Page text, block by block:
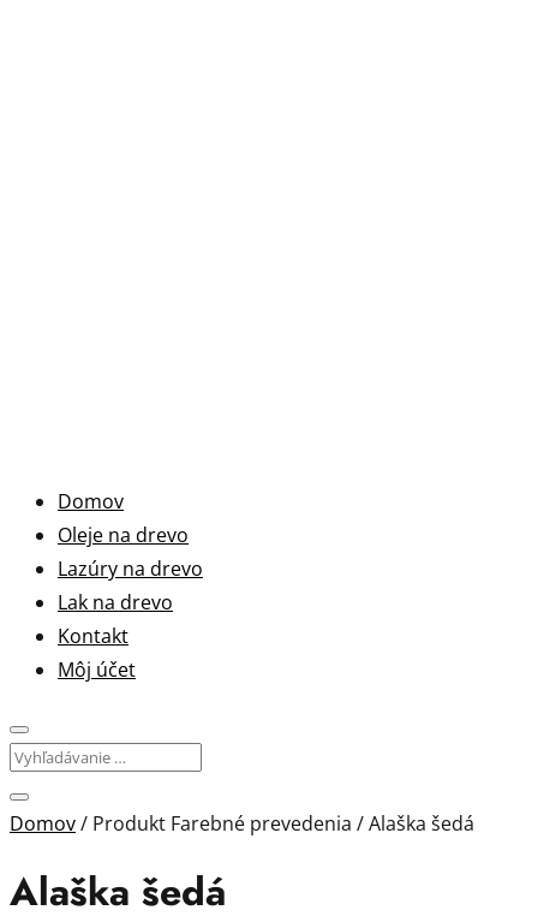
Domov
Oleje na drevo
Lazúry na drevo
Lak na drevo
Kontakt
Môj účet
Domov/ Produkt Farebné prevedenia / Alaška šedá
Alaška šedá